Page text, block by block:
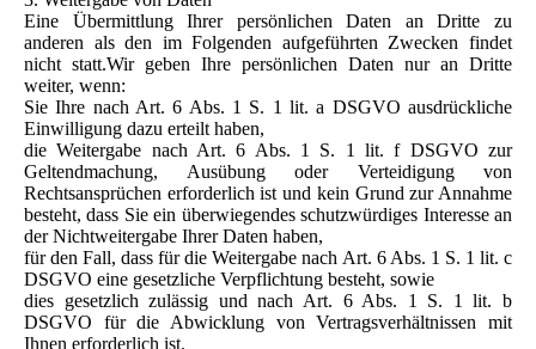
Eine Übermittlung Ihrer persönlichen Daten an Dritte zu
anderen als den im Folgenden aufgeführten Zwecken findet
nicht statt.Wir geben Ihre persönlichen Daten nur an Dritte
weiter, wenn:
Sie Ihre nach Art. 6 Abs. 1 S. 1 lit. a DSGVO ausdrückliche
Einwilligung dazu erteilt haben,
die Weitergabe nach Art. 6 Abs. 1 S. 1 lit. f DSGVO zur
Geltendmachung, Ausübung oder Verteidigung von
Rechtsansprüchen erforderlich ist und kein Grund zur Annahme
besteht, dass Sie ein überwiegendes schutzwürdiges Interesse an
der Nichtweitergabe Ihrer Daten haben,
für den Fall, dass für die Weitergabe nach Art. 6 Abs. 1 S. 1 lit. c
DSGVO eine gesetzliche Verpflichtung besteht, sowie
dies gesetzlich zulässig und nach Art. 6 Abs. 1 S. 1 lit. b
DSGVO für die Abwicklung von Vertragsverhältnissen mit
Ihnen erforderlich ist.